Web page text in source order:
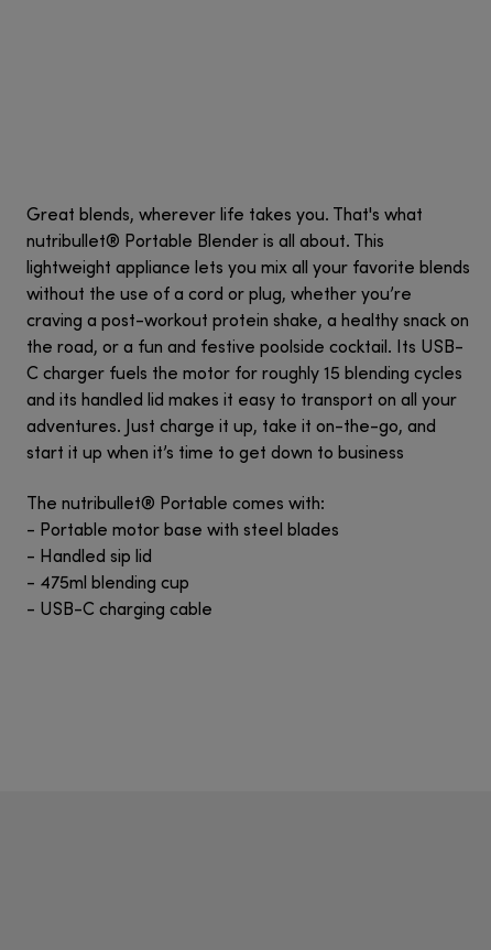
Great blends, wherever life takes you. That's what
nutribullet® Portable Blender is all about. This
lightweight appliance lets you mix all your favorite blends
without the use of a cord or plug, whether you’re
craving a post-workout protein shake, a healthy snack on
the road, or a fun and festive poolside cocktail. Its USB-
C charger fuels the motor for roughly 15 blending cycles
and its handled lid makes it easy to transport on all your
adventures. Just charge it up, take it on-the-go, and
start it up when it’s time to get down to business
The nutribullet® Portable comes with:
- Portable motor base with steel blades
- Handled sip lid
- 475ml blending cup
- USB-C charging cable